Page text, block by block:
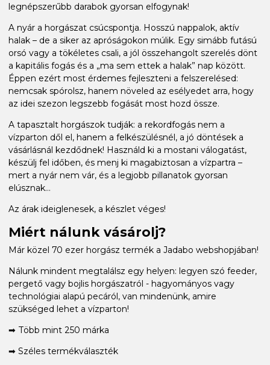
legnépszerűbb darabok gyorsan elfogynak!
A nyár a horgászat csúcspontja. Hosszú nappalok, aktív
halak – de a siker az apróságokon múlik. Egy simább futású
orsó vagy a tökéletes csali, a jól összehangolt szerelés dönt
a kapitális fogás és a „ma sem ettek a halak” nap között.
Éppen ezért most érdemes fejleszteni a felszerelésed:
nemcsak spórolsz, hanem növeled az esélyedet arra, hogy
az idei szezon legszebb fogását most hozd össze.
A tapasztalt horgászok tudják: a rekordfogás nem a
vízparton dől el, hanem a felkészülésnél, a jó döntések a
vásárlásnál kezdődnek! Használd ki a mostani válogatást,
készülj fel időben, és menj ki magabiztosan a vízpartra –
mert a nyár nem vár, és a legjobb pillanatok gyorsan
elúsznak...
Az árak ideiglenesek, a készlet véges!
Miért nálunk vásárolj?
Már közel 70 ezer horgász termék a Jadabo webshopjában!
Nálunk mindent megtalálsz egy helyen: legyen szó feeder,
pergető vagy bojlis horgászatról - hagyományos vagy
technológiai alapú pecáról, van mindenünk, amire
szükséged lehet a vízparton!
➡ Több mint 250 márka
➡ Széles termékválaszték